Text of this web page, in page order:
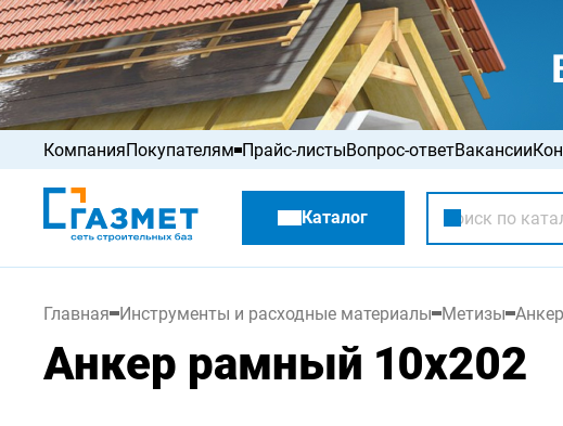
КомпанияПокупателям
Распродажа
Прайс-листыВопрос-ответВакансии
Каталог
Главная Инструменты и расходные материалы Метизы
Анкер рамный 10х202